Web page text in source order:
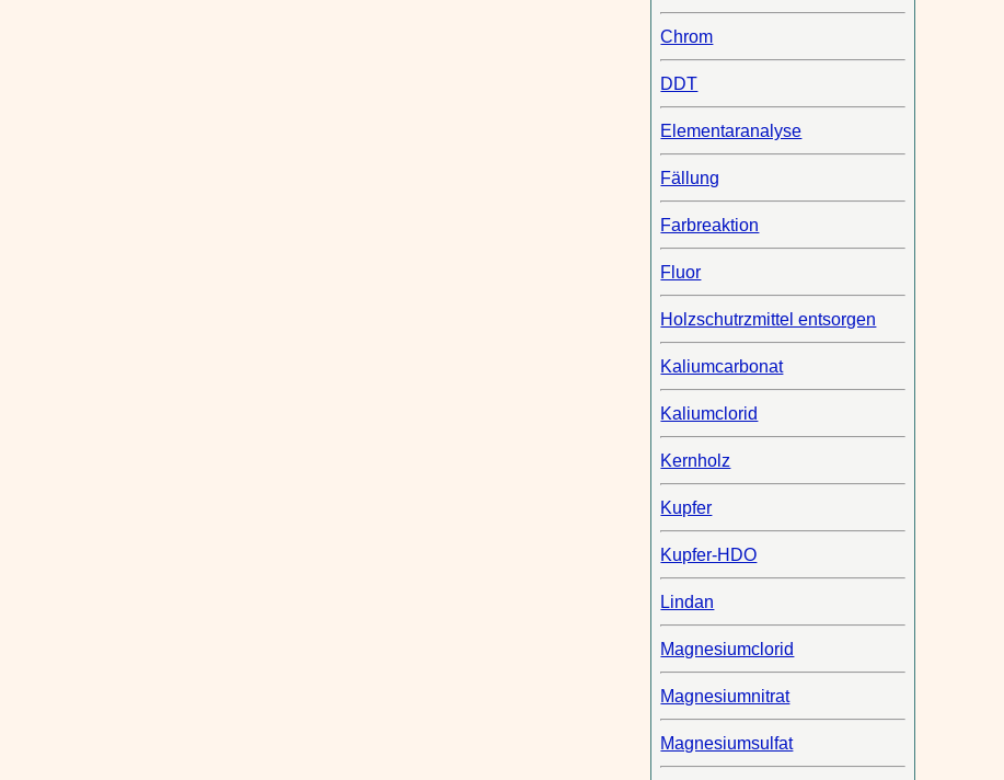
Chrom
DDT
Elementaranalyse
Fällung
Farbreaktion
Fluor
Holzschutrzmittel entsorgen
Kaliumcarbonat
Kaliumclorid
Kernholz
Kupfer
Kupfer-HDO
Lindan
Magnesiumclorid
Magnesiumnitrat
Magnesiumsulfat